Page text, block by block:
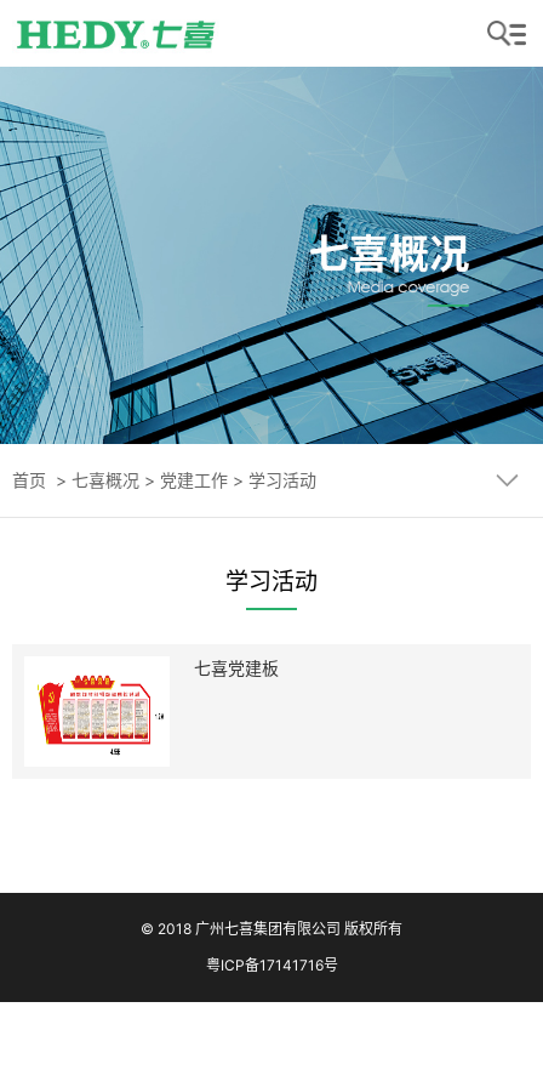
首页 > 七喜概况 > 党建工作 > 学习活动
学习活动
七喜党建板
© 2018 广州七喜集团有限公司 版权所有
粤ICP备17141716号